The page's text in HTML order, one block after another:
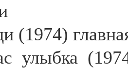
(1974)
улыбка